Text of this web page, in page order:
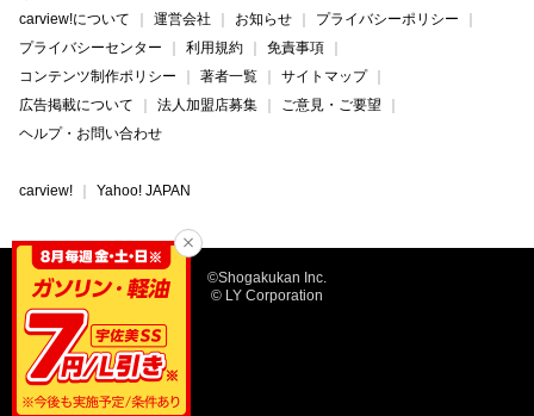
carview!について 運営会社 お知らせ
プライバシーポリシー
プライバシーセンター
利用規約
免責事項
コンテンツ制作ポリシー
著者一覧
サイトマップ
広告掲載について
法人加盟店募集
ご意見・ご要望
ヘルプ・お問い合わせ
carview! Yahoo! JAPAN
©Shogakukan Inc.
© LY Corporation